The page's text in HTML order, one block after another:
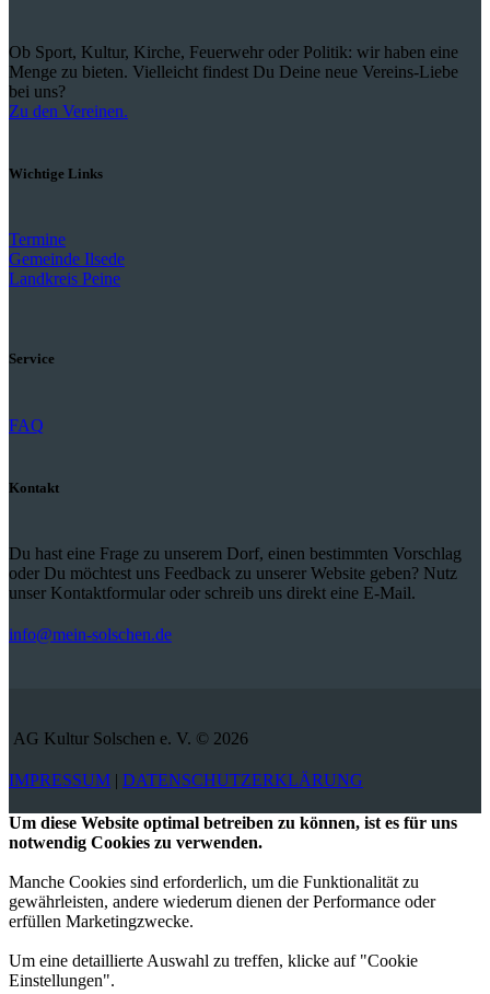
Ob Sport, Kultur, Kirche, Feuerwehr oder Politik: wir haben eine
Menge zu bieten. Vielleicht findest Du Deine neue Vereins-Liebe
bei uns?
Zu den Vereinen.
Wichtige Links
Termine
Gemeinde Ilsede
Landkreis Peine
Service
FAQ
Kontakt
Du hast eine Frage zu unserem Dorf, einen bestimmten Vorschlag
oder Du möchtest uns Feedback zu unserer Website geben? Nutz
unser Kontaktformular oder schreib uns direkt eine E-Mail.
info@mein-solschen.de
AG Kultur Solschen e. V. © 2026
IMPRESSUM | DATENSCHUTZERKLÄRUNG
Um diese Website optimal betreiben zu können, ist es für uns
notwendig Cookies zu verwenden.
Manche Cookies sind erforderlich, um die Funktionalität zu
gewährleisten, andere wiederum dienen der Performance oder
erfüllen Marketingzwecke.
Um eine detaillierte Auswahl zu treffen, klicke auf "Cookie
Einstellungen".